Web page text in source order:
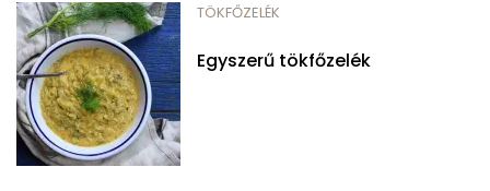
TÖKFŐZELÉK
Egyszerű tökfőzelék